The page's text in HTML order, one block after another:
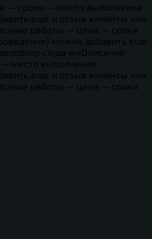
— сроки — место выполнения
еще и отзыв клиенты или
работы — цена — сроки
можно добавить еще
сюда жеОписание
место выполнения
еще и отзыв клиенты или
работы — цена — сроки